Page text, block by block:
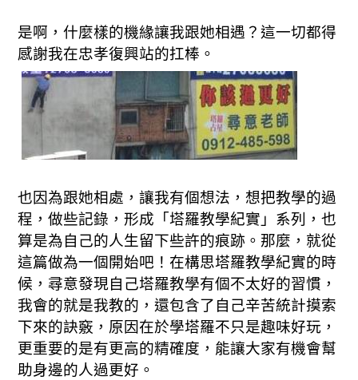
是啊，什麼樣的機緣讓我跟她相遇？這一切都得
感謝我在忠孝復興站的扛棒。
也因為跟她相處，讓我有個想法，想把教學的過
程，做些記錄，形成「塔羅教學紀實」系列，也
算是為自己的人生留下些許的痕跡。那麼，就從
這篇做為一個開始吧！在構思塔羅教學紀實的時
候，尋意發現自己塔羅教學有個不太好的習慣，
我會的就是我教的，還包含了自己辛苦統計摸索
下來的訣竅，原因在於學塔羅不只是趣味好玩，
更重要的是有更高的精確度，能讓大家有機會幫
助身邊的人過更好。